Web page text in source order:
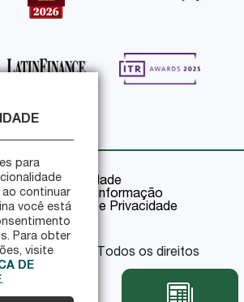
de Privacidade
Segurança da Informação
de Segurança e Privacidade
Guimarães - Todos os direitos
reservados
para
continuar
você está
Para obter
visite
DE
.